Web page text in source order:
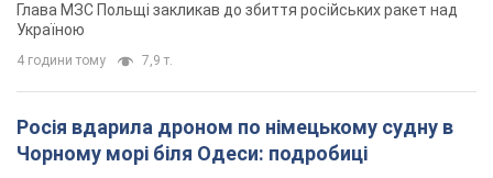
Глава МЗС Польщі закликав до збиття російських ракет над
Україною
4 години тому 7,9 т.
Росія вдарила дроном по німецькому судну в
Чорному морі біля Одеси: подробиці